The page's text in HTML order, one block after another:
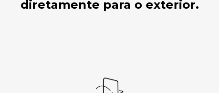
diretamente para o exterior.